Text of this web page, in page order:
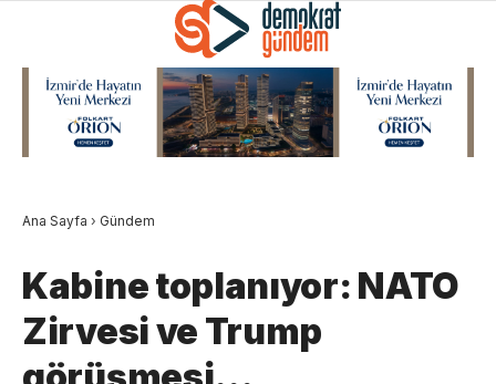
Ana Sayfa › Gündem
Kabine toplanıyor: NATO
Zirvesi ve Trump